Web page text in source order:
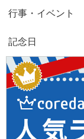
行事・イベント
記念日